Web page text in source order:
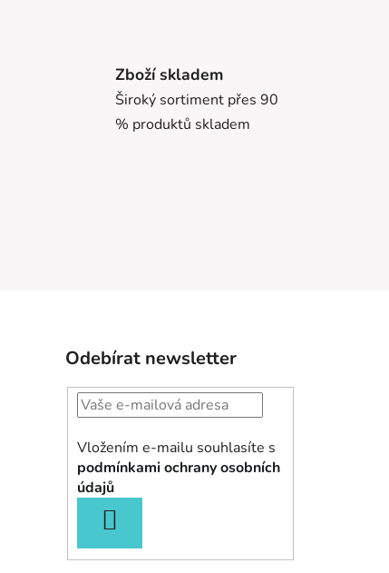
Zboží skladem
Široký sortiment přes 90
% produktů skladem
Odebírat newsletter
Vložením e-mailu souhlasíte s
podmínkami ochrany osobních
údajů
SE